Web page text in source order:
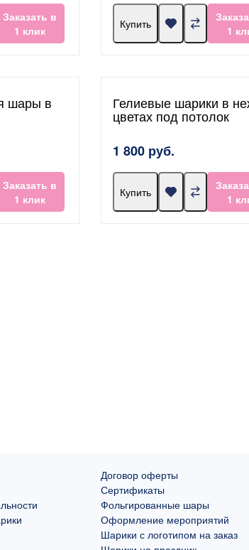
Заказать в
1 клик
Купить
1
шары в
Заказать в
1 клик
Гелиевые шарики в
цветах под потолок
1 800 руб.
Купить
1
Договор оферты
Сертификаты
Фольгированные шары
Оформление мероприятий
Шарики с логотипом на заказ